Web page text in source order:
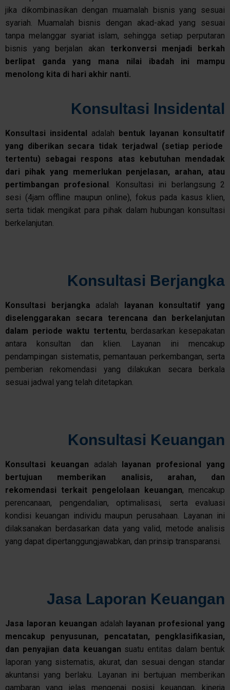
jika dikombinasikan dengan muamalah bisnis yang sesuai
syariah. Muamalah bisnis dengan akad-akad yang sesuai
tanpa melanggar syariat islam, sehingga setiap perputaran
bisnis yang berjalan akan terkonversi menjadi berkah
berlipat ganda yang mana nilai ibadah ini mampu
menolong kita di hari akhir nanti.
Konsultasi Insidental
Konsultasi insidental adalah bentuk layanan
konsultatif
yang diberikan secara tidak terjadwal (setiap periode
tertentu) sebagai respons atas kebutuhan mendadak
dari pihakyang memerlukan penjelasan, arahan, atau
pertimbangan profesional . Konsultasi ini berlangsung 2
sesi (4jam offline maupun online), fokus pada kasus klien,
serta tidak mengikat para pihak dalam hubungan konsultasi
berkelanjutan.
Konsultasi Berjangka
Konsultasi berjangka adalah layanan konsultatif yang
diselenggarakan
secara terencana dan
berkelanjutan
dalam periode waktu tertentu, berdasarkan kesepakatan
antara konsultan dan klien. Layanan ini mencakup
pendampingan sistematis, pemantauan perkembangan, serta
pemberian rekomendasi yang dilakukan secara berkala
sesuai jadwal yang telah ditetapkan.
Konsultasi Keuangan
Konsultasi keuangan adalah layanan profesional
yang
bertujuan
memberikan analisis, arahan, dan
rekomendasi terkait pengelolaan keuangan, mencakup
perencanaan, pengendalian, optimalisasi, serta evaluasi
kondisi keuangan individu maupun perusahaan. Layanan ini
dilaksanakan berdasarkan data yang valid, metode analisis
yang dapat dipertanggungjawabkan, dan prinsip transparansi.
Jasa Laporan Keuangan
Jasa laporan keuangan adalah layanan profesional yang
mencakup
penyusunan, pencatatan, pengklasifikasian,
dan penyajian data keuangan suatu entitas dalam bentuk
laporan yang sistematis, akurat, dan sesuai dengan standar
akuntansi yang berlaku. Layanan ini bertujuan memberikan
gambaran yang jelas mengenai posisi keuangan, kinerja